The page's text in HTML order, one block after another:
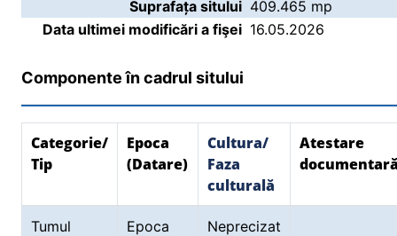
Suprafața sitului 409.465 mp
Data ultimei modificări a fişei 16.05.2026
Componente în cadrul sitului
Categorie/
Tip
Epoca
(Datare)
Cultura/
Faza
culturală
Atestare
Tumul
Epoca
Neprecizat